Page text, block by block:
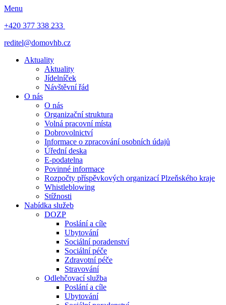
Menu
+420 377 338 233
reditel@domovhb.cz
Aktuality
Aktuality
Jídelníček
Návštěvní řád
O nás
O nás
Organizační struktura
Volná pracovní místa
Dobrovolnictví
Informace o zpracování osobních údajů
Úřední deska
E-podatelna
Povinné informace
Rozpočty příspěvkových organizací Plzeňského kraje
Whistleblowing
Stížnosti
Nabídka služeb
DOZP
Poslání a cíle
Ubytování
Sociální poradenství
Sociální péče
Zdravotní péče
Stravování
Odlehčovací služba
Poslání a cíle
Ubytování